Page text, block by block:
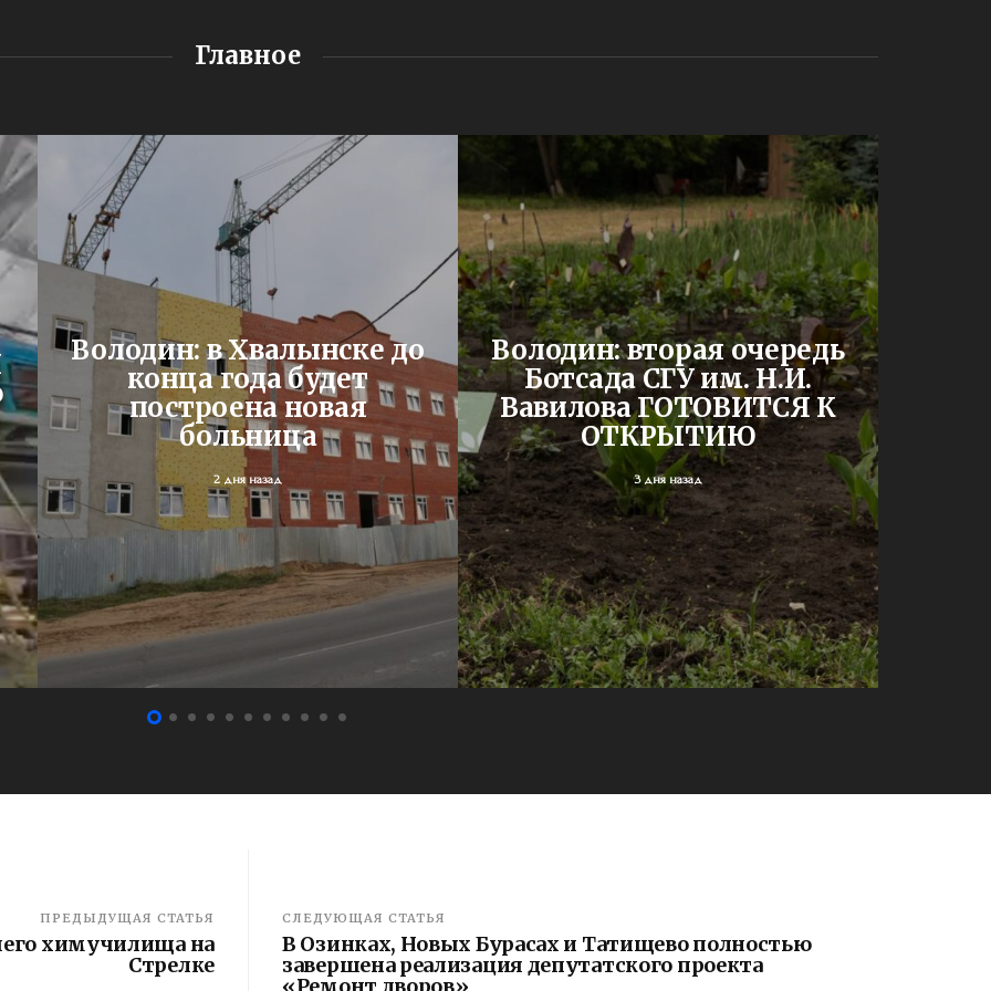
Главное
Володин: в Хвалынске до
конца года будет
построена новая
больница
2 дня назад
Володин: вторая очередь
Ботсада СГУ им. Н.И.
Вавилова ГОТОВИТСЯ К
ОТКРЫТИЮ
3 дня назад
ПРЕДЫДУЩАЯ СТАТЬЯ
химучилища на
Стрелке
СЛЕДУЮЩАЯ СТАТЬЯ
В Озинках, Новых Бурасах и Татищево полностью
завершена реализация депутатского проекта